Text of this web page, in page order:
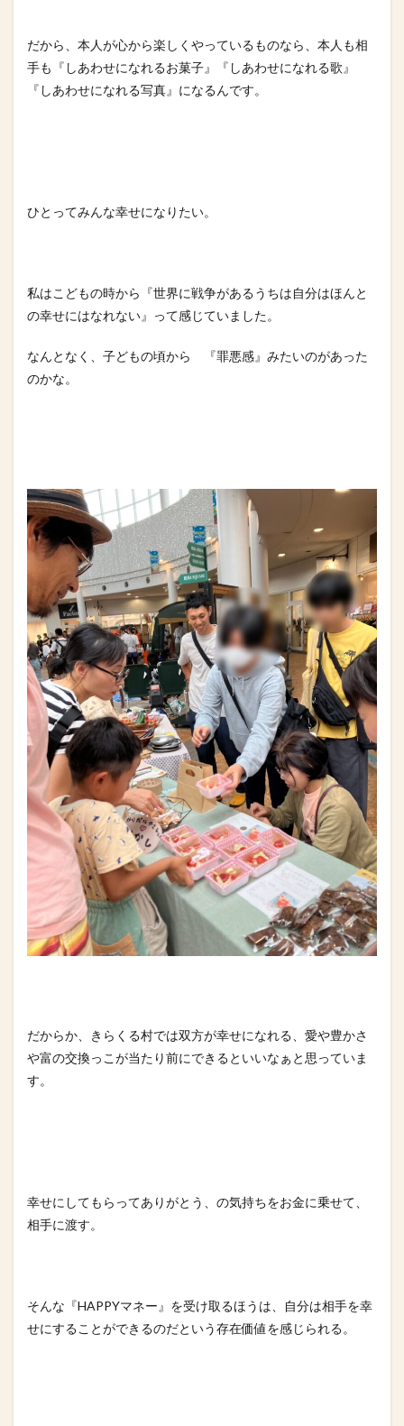
だから、本人が心から楽しくやっているものなら、本人も相
手も『 しあわせになれるお菓子』『しあわせになれる歌』
『しあわせになれる写真』になるんです。
ひとってみんな幸せになりたい。
私はこどもの時から『世界に戦争があるうちは自分はほんと
の幸せにはなれない』って感じていました。
なんとなく、子どもの頃から 『罪悪感』みたいのがあった
のかな。
だからか、きらくる村では双方が幸せになれる、愛や豊かさ
や富の交換っこが当たり前にできるといいなぁと思っていま
す。
幸せにしてもらってありがとう、の気持ちをお金に乗せて、
相手に渡す。
そんな『HAPPYマネー』を受け取るほうは、自分は相手を幸
せにすることができるのだという存在価値を感じられる。